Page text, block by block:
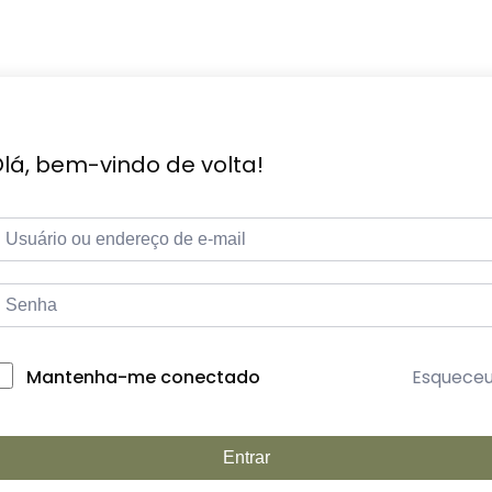
bem-vindo de volta!
Mantenha-me conectado
Entrar